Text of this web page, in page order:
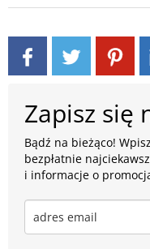
Zapisz się
Bądź na bieżąco!
bezpłatnie
i informacje o